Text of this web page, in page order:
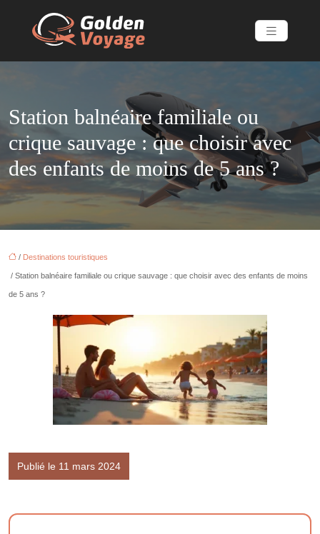
Station balnéaire familiale ou
crique sauvage : que choisir avec
des enfants de moins de 5 ans ?
/ Destinations touristiques
/ Station balnéaire familiale ou crique sauvage : que choisir avec des enfants de moins
de 5 ans ?
Publié le 11 mars 2024